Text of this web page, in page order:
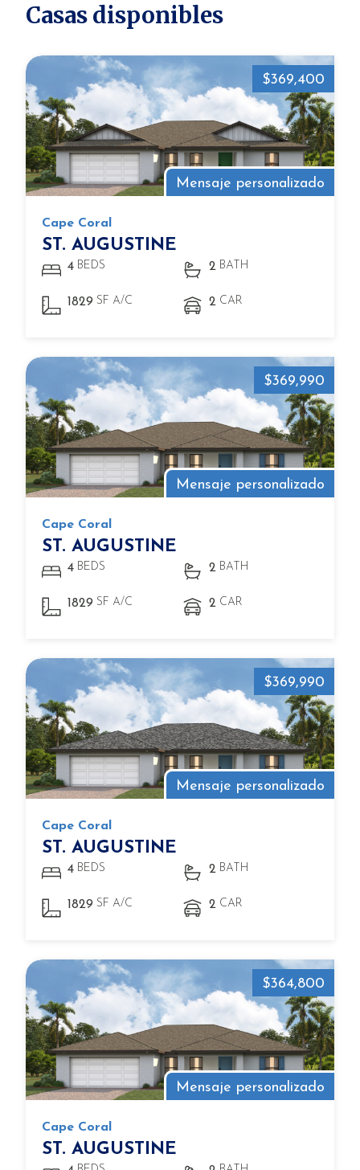
Casas disponibles
Mensaje personalizado
$369,400
Cape Coral
ST. AUGUSTINE
4 BEDS 2 BATH
1829 SF A/C 2 CAR
Mensaje personalizado
$369,990
Cape Coral
ST. AUGUSTINE
4 BEDS 2 BATH
1829 SF A/C 2 CAR
Mensaje personalizado
$369,990
Cape Coral
ST. AUGUSTINE
4 BEDS 2 BATH
1829 SF A/C 2 CAR
Mensaje personalizado
$364,800
Cape Coral
ST. AUGUSTINE